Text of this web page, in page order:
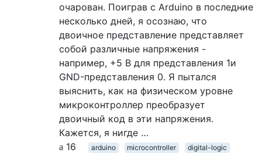
очарован. Поиграв с Arduino в последние
несколько дней, я осознаю, что
двоичное представление представляет
собой различные напряжения -
например, +5 В для представления 1и
GND-представления 0. Я пытался
выяснить, как на физическом уровне
микроконтроллер преобразует
двоичный код в эти напряжения.
Кажется, я нигде …
16
arduino microcontroller digital-logic